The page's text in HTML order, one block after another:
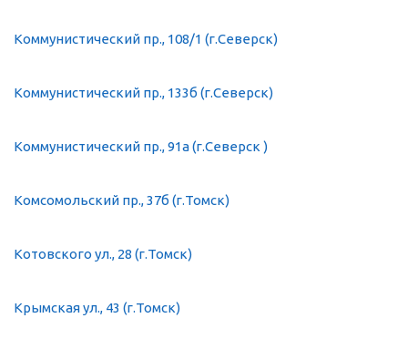
Коммунистический пр., 108/1 (г.Северск)
Коммунистический пр., 133б (г.Северск)
Коммунистический пр., 91а (г.Северск )
Комсомольский пр., 37б (г.Томск)
Котовского ул., 28 (г.Томск)
Крымская ул., 43 (г.Томск)